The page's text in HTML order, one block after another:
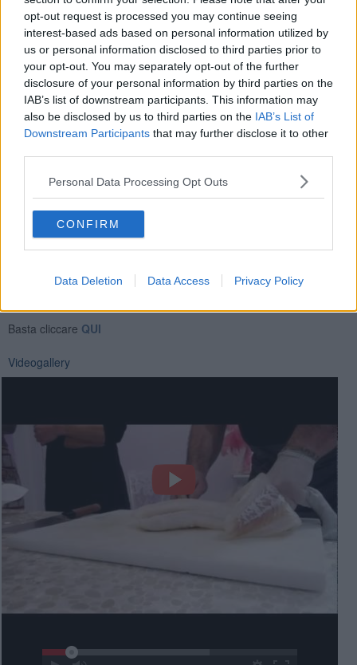
opt-out request is processed you may continue seeing
interest-based ads based on personal information utilized by
us or personal information disclosed to third parties prior to
your opt-out. You may separately opt-out of the further
disclosure of your personal information by third parties on the
IAB’s list of downstream participants. This information may
also be disclosed by us to third parties on the IAB’s List of
Downstream Participants that may further disclose it to other
Personal Data Processing Opt Outs
CONFIRM
Data Deletion Data Access Privacy Policy
mescolare.
Controllate la sapidità, perché talvolta il baccalà rimane molto
saporito, non rendendo necessario l'uso del sale nella
preparazione.
La cottura delle uova è a gusto personale, a me piacciono
leggermente più cotte, perché formano una leggera crosticina
intorno alle patate e al pesce, veramente gustosa.
Impiattate subito e servire con le olive a guarnizione.
Se vuoi leggere le notizie principali della Toscana iscriviti alla
Newsletter QUInews - ToscanaMedia.Arriva gratis tutti i giorni
Basta cliccare QUI
Videogallery